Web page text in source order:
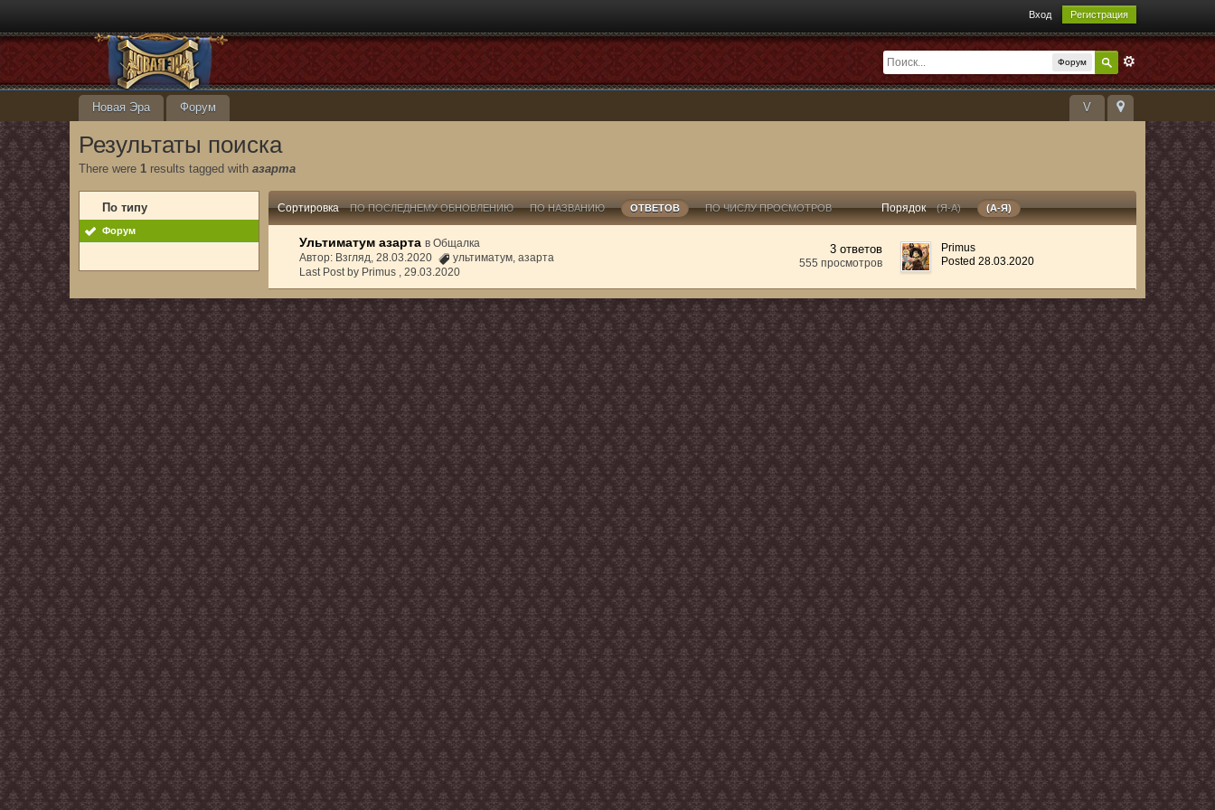
Вход Регистрация
Форум
V
Новая Эра Форум
Результаты поиска
There were 1 results tagged withазарта
По типу
Форум
Сортировка ПО ПОСЛЕДНЕМУ ОБНОВЛЕНИЮ ПО НАЗВАНИЮ ОТВЕТОВ ПО ЧИСЛУ ПРОСМОТРОВ Порядок (Я-А) (А-Я)
Ультиматум азарта вОбщалка
Автор: Взгляд, 28.03.2020
ультиматум,азарта
Last Post by Primus ,29.03.2020
3 ответов
555 просмотров
Primus
Posted 28.03.2020